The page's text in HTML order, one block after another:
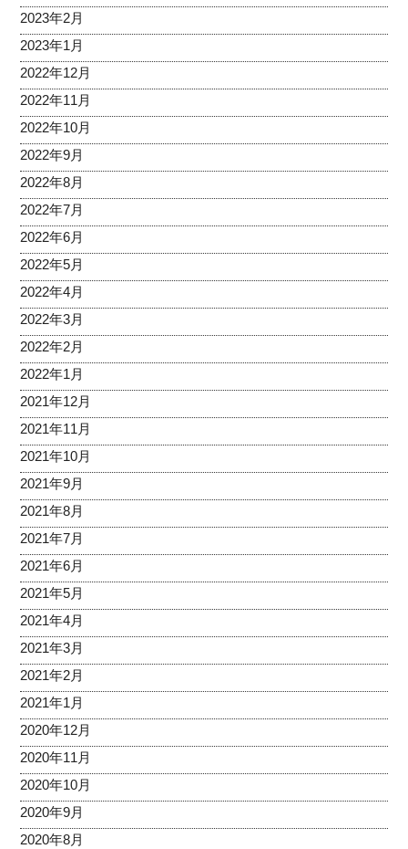
2023年2月
2023年1月
2022年12月
2022年11月
2022年10月
2022年9月
2022年8月
2022年7月
2022年6月
2022年5月
2022年4月
2022年3月
2022年2月
2022年1月
2021年12月
2021年11月
2021年10月
2021年9月
2021年8月
2021年7月
2021年6月
2021年5月
2021年4月
2021年3月
2021年2月
2021年1月
2020年12月
2020年11月
2020年10月
2020年9月
2020年8月